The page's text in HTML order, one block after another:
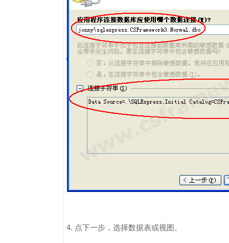
4. 点下一步，选择数据表或视图。